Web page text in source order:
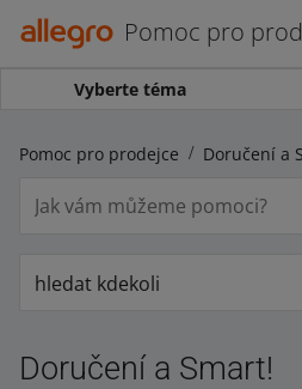
Pomoc pro
Vyberte téma
Pomoc pro prodejce Doručení a
hledat kdekoli
Doručení a Smart!